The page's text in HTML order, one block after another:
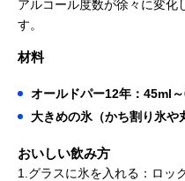
アルコール度数が徐々に変化
す。
材料
オールドパー12年：45ml
大きめの氷（かち割り氷や
おいしい飲み方
1.グラスに氷を入れる：ロッ